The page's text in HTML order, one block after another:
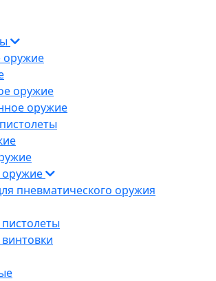
оружие
оружие
оружие
оружие
пневматического оружия